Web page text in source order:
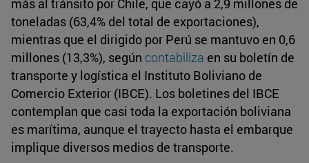
toneladas (63,4% del total de exportaciones),
mientras que el dirigido por Perú se mantuvo en 0,6
millones (13,3%), según contabiliza en su boletín de
transporte y logística el Instituto Boliviano de
Comercio Exterior (IBCE). Los boletines del IBCE
contemplan que casi toda la exportación boliviana
es marítima, aunque el trayecto hasta el embarque
implique diversos medios de transporte.